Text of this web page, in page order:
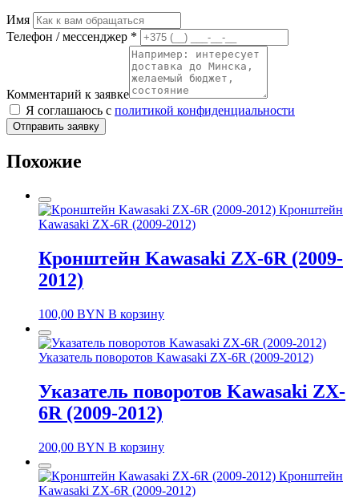
Имя
Телефон / мессенджер *
Комментарий к заявке
Я соглашаюсь с политикой конфиденциальности
Отправить заявку
Похожие
Кронштейн
Kawasaki ZX-6R (2009-2012)
Кронштейн Kawasaki ZX-6R (2009-
2012)
100,00 BYN В корзину
Указатель поворотов Kawasaki ZX-6R (2009-2012)
Указатель поворотов Kawasaki ZX-
6R (2009-2012)
200,00 BYN В корзину
Кронштейн
Kawasaki ZX-6R (2009-2012)